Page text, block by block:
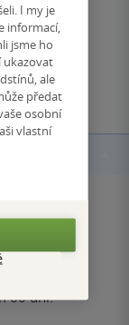
60 dní.
I my je
informací,
jsme ho
ukazovat
ale
předat
osobní
vlastní